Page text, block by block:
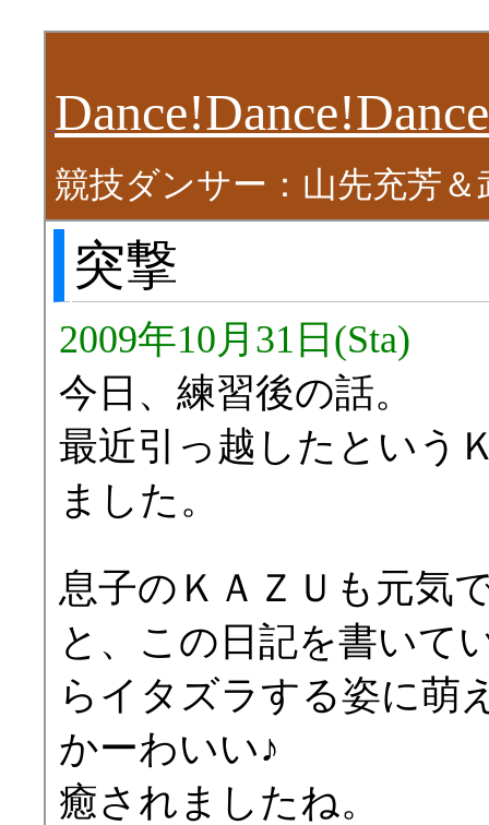
競技ダンサー：山先充芳
突撃
2009年10月31日(Sta)
今日、練習後の話。
最近引っ越したという
ました。
息子のＫＡＺＵも元気
と、この日記を書いて
らイタズラする姿に萌
かーわいい♪
癒されましたね。